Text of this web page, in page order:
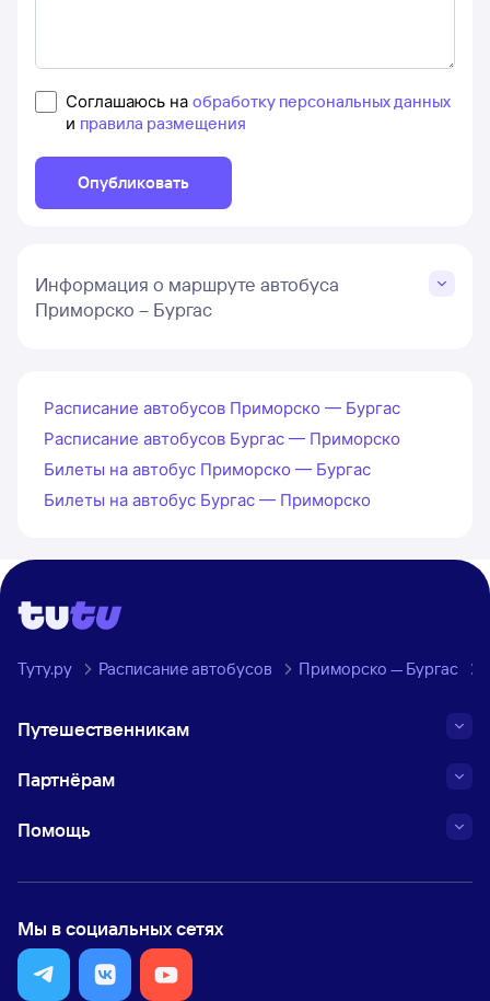
Соглашаюсь на обработку персональных данных
и правила размещения
Опубликовать
Информация о маршруте автобуса
Приморско – Бургас
Расписание автобусов Приморско — Бургас
Расписание автобусов Бургас — Приморско
Билеты на автобус Приморско — Бургас
Билеты на автобус Бургас — Приморско
Туту.ру Расписание автобусов Приморско — Бургас
Путешественникам
Партнёрам
Помощь
Мы в социальных сетях